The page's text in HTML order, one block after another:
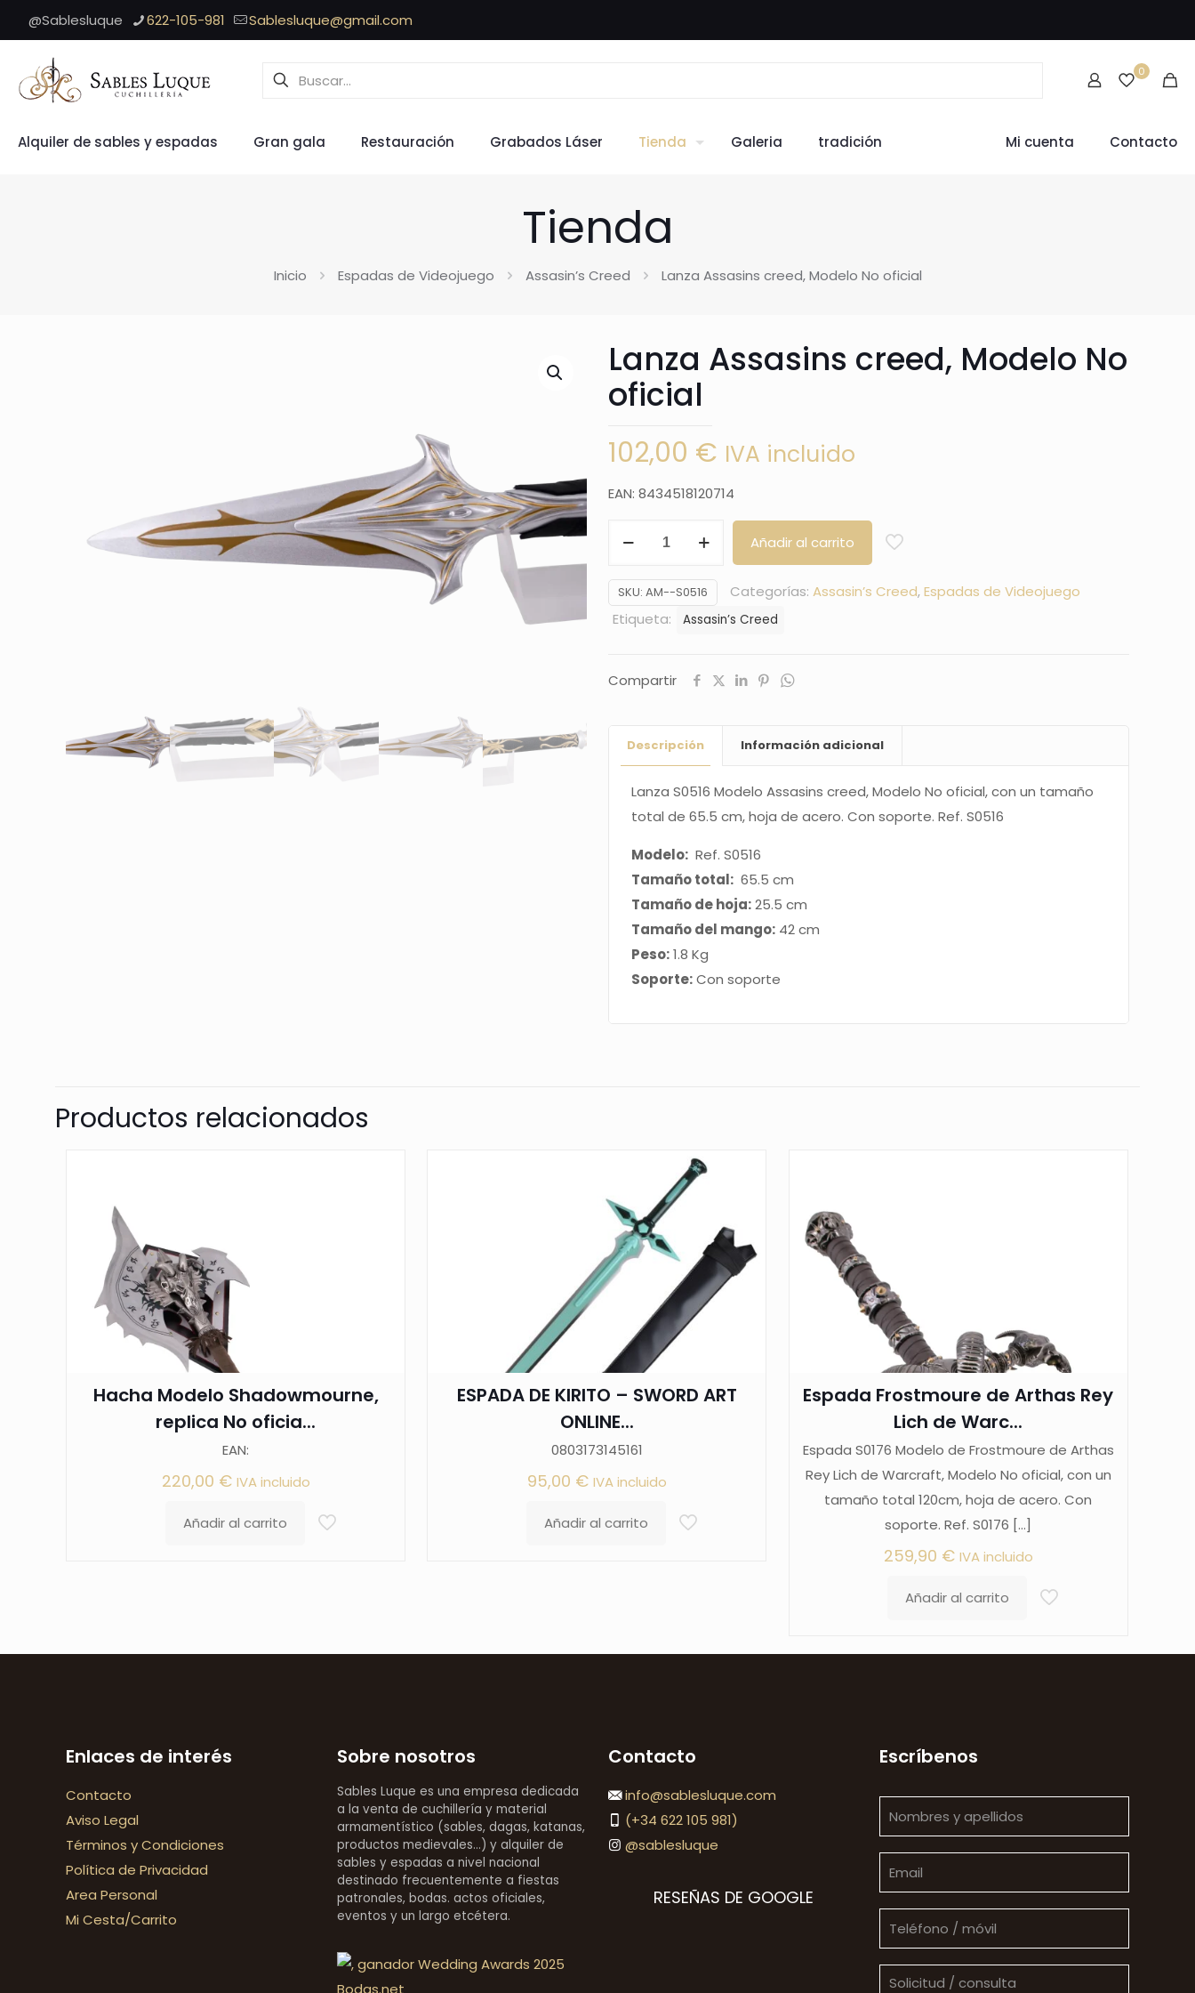
@Sablesluque 622-105-981 Sablesluque@gmail.com
0
Alquiler de sables y espadas Gran gala Restauración Grabados Láser Tienda Galeria tradición Mi cuenta Contacto
Tienda
Inicio Espadas de Videojuego Assasin’s Creed Lanza Assasins creed, Modelo No oficial
Lanza Assasins creed, Modelo No
oficial
102,00 € IVA incluido
EAN: 8434518120714
creed,
Modelo
cantidad
Añadir al carrito
SKU: AM--S0516 Categorías: Assasin’s Creed,Espadas de Videojuego
Etiqueta:
Assasin’s Creed
Compartir
Descripción Información adicional
Lanza S0516 Modelo Assasins creed, Modelo No oficial, con un tamaño
total de 65.5 cm, hoja de acero. Con soporte. Ref. S0516
Modelo: Ref. S0516
Tamaño total: 65.5 cm
Tamaño de hoja:25.5 cm
Tamaño del mango: 42 cm
Peso:1.8 Kg
Soporte:Con soporte
Productos relacionados
Hacha Modelo Shadowmourne,
replica No oficia...
EAN:
220,00 € IVA incluido
Añadir al carrito
ESPADA DE KIRITO – SWORD ART
ONLINE...
0803173145161
95,00 € IVA incluido
Añadir al carrito
Espada Frostmoure de Arthas Rey
Lich de Warc...
Espada S0176 Modelo de Frostmoure de Arthas
Rey Lich de Warcraft, Modelo No oficial, con un
tamaño total 120cm, hoja de acero. Con
soporte. Ref. S0176 […]
259,90 € IVA incluido
Añadir al carrito
Enlaces de interés
Contacto
Aviso Legal
Términos y Condiciones
Política de Privacidad
Area Personal
Mi Cesta/Carrito
Sobre nosotros
Sables Luque es una empresa dedicada
a la venta de cuchillería y material
armamentístico (sables, dagas, katanas,
productos medievales...) y alquiler de
sables y espadas a nivel nacional
destinado frecuentemente a fiestas
patronales, bodas. actos oficiales,
eventos y un largo etcétera.
Contacto
info@sablesluque.com
(+34 622 105 981)
@sablesluque
RESEÑAS DE GOOGLE
Escríbenos